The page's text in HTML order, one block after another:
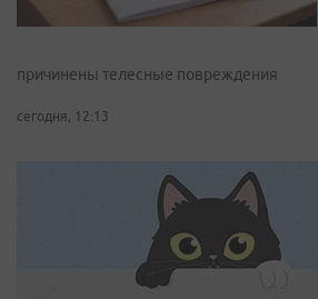
причинены телесные повреждения
сегодня, 12:13